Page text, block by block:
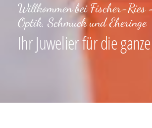
Willkommen bei Fischer-Ries
Optik, Schmuck und Eheringe
Ihr Juwelier für die